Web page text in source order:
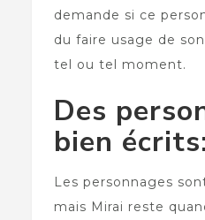
demande si ce
du faire usage de
tel ou tel moment.
Des
bien écrits:
Les personnages
mais Mirai reste